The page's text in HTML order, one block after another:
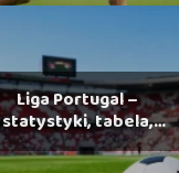
Liga Portugal –
statystyki, tabela,
najlepsi strzelcy